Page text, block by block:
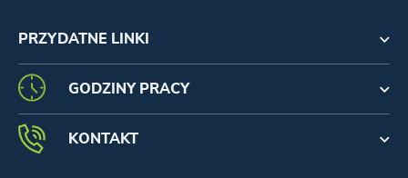
PRZYDATNE LINKI
GODZINY PRACY
KONTAKT